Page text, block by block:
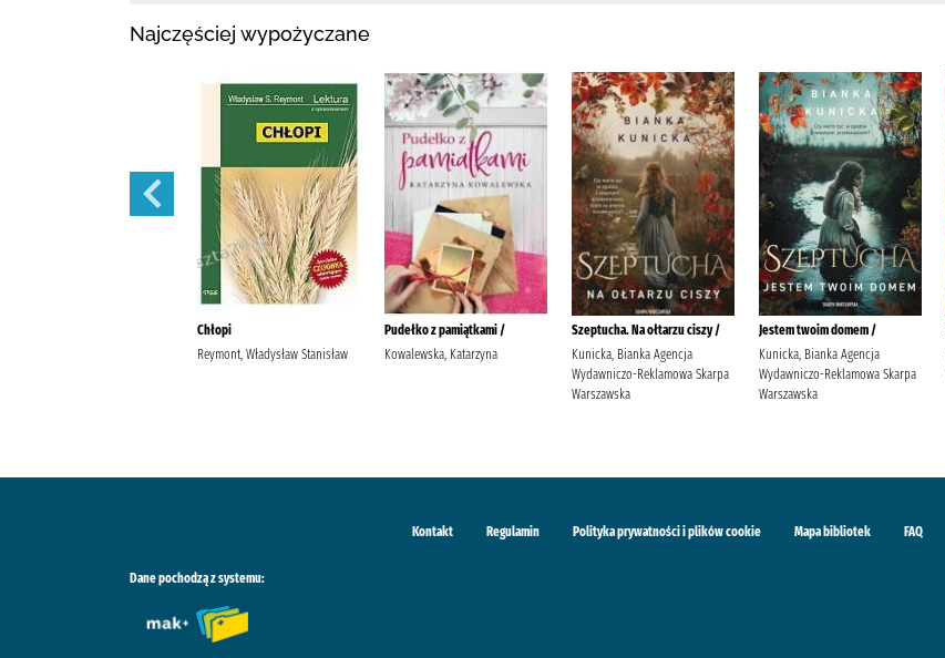
Najczęściej wypożyczane
Chłopi
Reymont, Władysław Stanisław
Pudełko z pamiątkami /
Kowalewska, Katarzyna
Szeptucha. Na ołtarzu ciszy /
Kunicka, Bianka Agencja
Wydawniczo-Reklamowa Skarpa
Warszawska
Jestem twoim domem /
Kunicka, Bianka Agencja
Wydawniczo-Reklamowa Skarpa
Warszawska
Kontakt Regulamin Polityka prywatności i plików cookie Mapa bibliotek FAQ
Dane pochodzą z systemu: